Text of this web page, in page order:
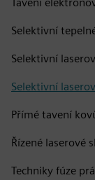
Selektivní
Selektivní
Selektivní
Přímé tavení
Řízené laserové
Techniky fúze